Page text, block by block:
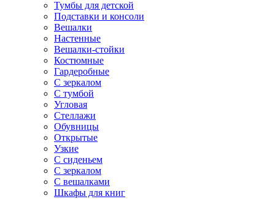
Тумбы для детской
Подставки и консоли
Вешалки
Настенные
Вешалки-стойки
Костюмные
Гардеробные
С зеркалом
С тумбой
Угловая
Стеллажи
Обувницы
Открытые
Узкие
С сиденьем
С зеркалом
С вешалками
Шкафы для книг